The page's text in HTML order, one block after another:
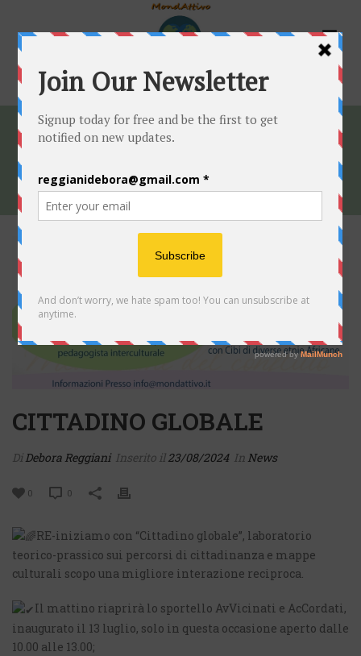
HOME»CITTADINO GLOBALE
CITTADINO GLOBALE
Di Debora Reggiani Inserito il23/08/2024 In News
0 0
RE-iniziamo con “Cittadino globale”, laboratorio
teorico-prassico sui percorsi di cittadinanza e mappe
culturali scopo una migliore interazione reciproca.
Il mattino riaprirà lo sportello AvVicinati e AcCordati,
inaugurato il 13 luglio, solo in questa occasione aperto dalle
10.00 alle 13.00;